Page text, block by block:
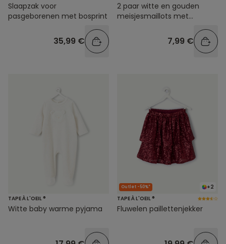
Slaapzak voor
pasgeborenen met bosprint
35,99 €
2 paar witte en gouden
meisjesmaillots met
7,99 €
TAPE À L'OEIL ®
Witte baby warme pyjama
+2
Outlet -50%*
TAPE À L'OEIL ®
Fluwelen paillettenjekker